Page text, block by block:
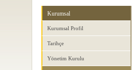
Kurumsal
Kurumsal Profil
Tarihçe
Yönetim Kurulu